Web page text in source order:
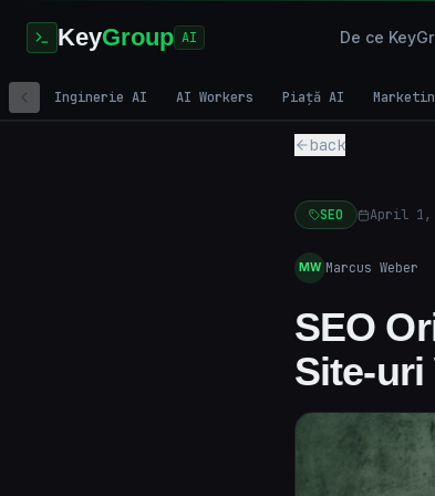
KeyGroup AI De ce
Inginerie AI AI Workers Piață AI
back
SEO April 1,
MW Marcus Weber
SEO
Site-uri